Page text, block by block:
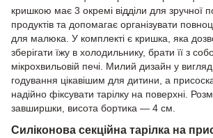
кришкою має 3 окремі відділи для зручної
продуктів та допомагає організувати
для малюка. У комплекті є кришка, яка
зберігати їжу в холодильнику, брати її з
мікрохвильовій печі. Милий дизайн у
годування цікавішим для дитини, а
надійно фіксувати тарілку на поверхні.
завширшки, висота бортика — 4 см.
Силіконова секційна тарілка на